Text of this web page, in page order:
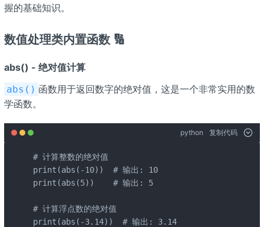
握的基础知识。
数值处理类内置函数 🔢
abs() - 绝对值计算
abs() 函数用于返回数字的绝对值，这是一个非常实用的数
学函数。
python 复制代码
# 计算整数的绝对值
print(abs(-10))  # 输出: 10
print(abs(5))    # 输出: 5
# 计算浮点数的绝对值
print(abs(-3.14))  # 输出: 3.14